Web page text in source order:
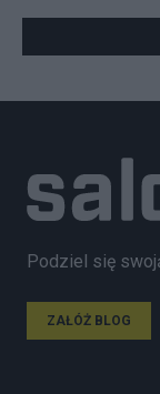
Podziel się
ZAŁÓŻ BLOG